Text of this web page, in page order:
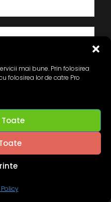
mai bune. Prin folosirea
folosirea lor de catre Pro
All Rights Reserved.